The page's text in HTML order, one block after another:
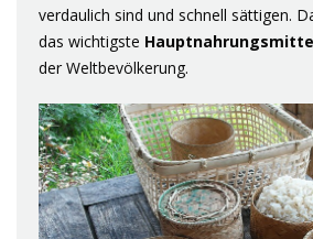
verdaulich sind und schnell sättigen.
das wichtigste
der Weltbevölkerung.